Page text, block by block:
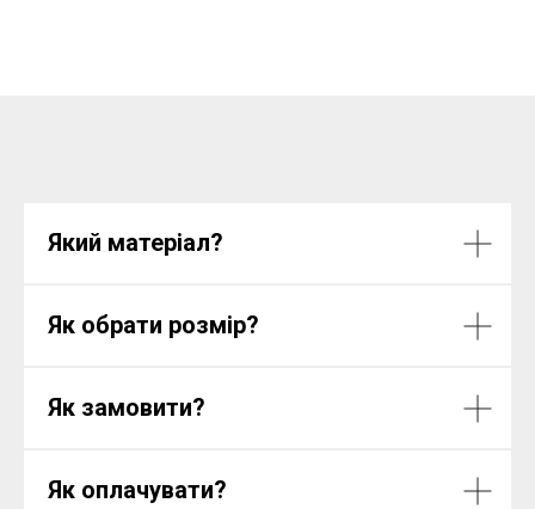
Який матеріал?
Як обрати розмір?
Як замовити?
Як оплачувати?